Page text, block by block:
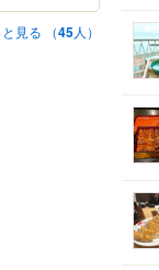
見る （45人）